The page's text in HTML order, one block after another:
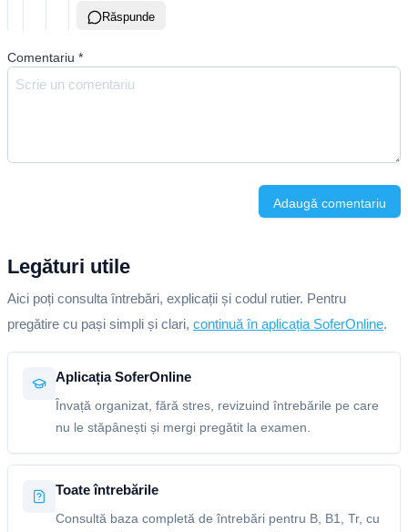
Răspunde
Comentariu *
Adaugă comentariu
Legături utile
Aici poți consulta întrebări, explicații și codul rutier. Pentru
pregătire cu pași simpli și clari, continuă în aplicația SoferOnline.
Aplicația SoferOnline
Învață organizat, fără stres, revizuind întrebările pe care
nu le stăpânești și mergi pregătit la examen.
Toate întrebările
Consultă baza completă de întrebări pentru B, B1, Tr, cu